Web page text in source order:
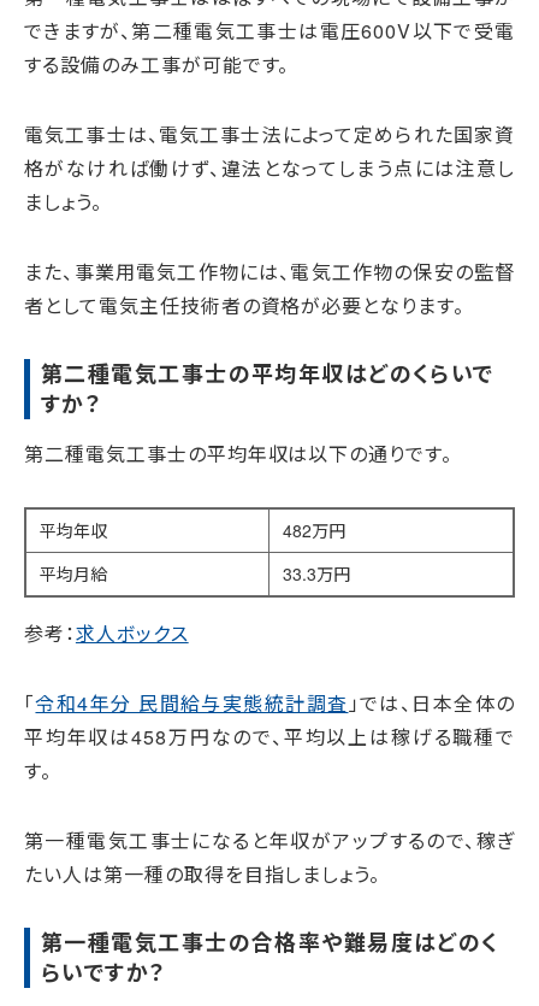
できますが、第二種電気工事士は電圧600V以下で受電
する設備のみ工事が可能です。
電気工事士は、電気工事士法によって定められた国家資
格がなければ働けず、違法となってしまう点には注意し
ましょう。
また、事業用電気工作物には、電気工作物の保安の監督
者として電気主任技術者の資格が必要となります。
第二種電気工事士の平均年収はどのくらいで
すか？
第二種電気工事士の平均年収は以下の通りです。
平均年収
482万円
平均月給
33.3万円
参考：求人ボックス
「令和4年分 民間給与実態統計調査 」では、日本全体の
平均年収は458万円なので、平均以上は稼げる職種で
す。
第一種電気工事士になると年収がアップするので、稼ぎ
たい人は第一種の取得を目指しましょう。
第一種電気工事士の合格率や難易度はどのく
らいですか？